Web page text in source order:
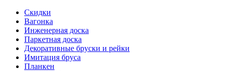
Скидки
Вагонка
Инженерная доска
Паркетная доска
Декоративные бруски и рейки
Имитация бруса
Планкен